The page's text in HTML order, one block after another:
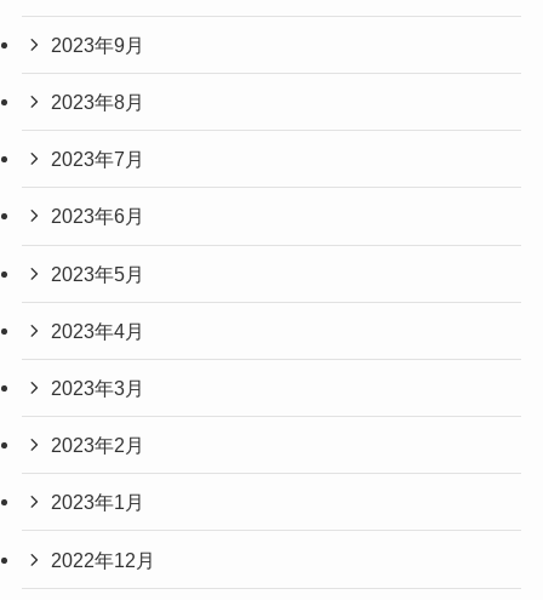
2023年9月
2023年8月
2023年7月
2023年6月
2023年5月
2023年4月
2023年3月
2023年2月
2023年1月
2022年12月